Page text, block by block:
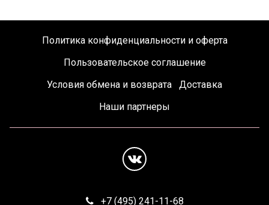
Политика конфиденциальности и оферта
Пользовательское соглашение
Условия обмена и возврата
Доставка
Наши партнеры
+7 (495) 241-11-68